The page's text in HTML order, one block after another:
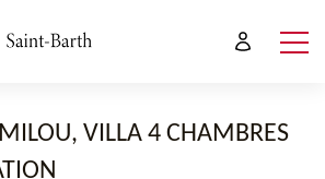
VILLA 4 CHAMBRES